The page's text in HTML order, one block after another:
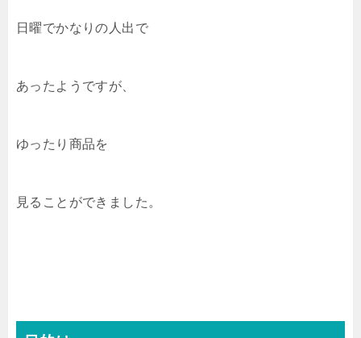
日曜でかなりの人出で
あったようですが、
ゆったり商品を
見ることができました。